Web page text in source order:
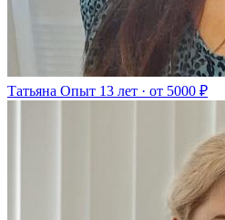
Татьяна Опыт 13 лет · от 5000 ₽